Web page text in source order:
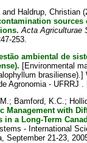
and Haldrup, Christian
sources
Acta Agriculturae
253.
ambiental de
[Environmental
brasiliense).]
Agronomia - UFRRJ .
; Bamford, K.C.;
Management with
a Long-Term
- International
September 21-23,